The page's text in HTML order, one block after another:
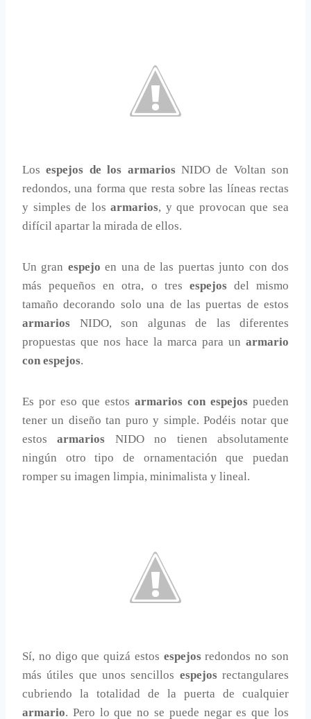
Losespejos de los armariosNIDO de Voltan son
redondos, una forma que resta sobre las líneas rectas
y simples de losarmarios, y que provocan que sea
difícil apartar la mirada de ellos.
Un gran espejoen una de las puertas junto con dos
más pequeños en otra, o tres espejos del mismo
tamaño decorando solo una de las puertas de estos
armarios NIDO, son algunas de las diferentes
propuestas que nos hace la marca para un armario
con espejos.
Es por eso que estos armarios con espejos pueden
tener un diseño tan puro y simple. Podéis notar que
estosarmarios NIDO no tienen absolutamente
ningún otro tipo de ornamentación que puedan
romper su imagen limpia, minimalista y lineal.
Sí, no digo que quizá estos espejosredondos no son
más útiles que unos sencillos espejosrectangulares
cubriendo la totalidad de la puerta de cualquier
armario. Pero lo que no se puede negar es que los